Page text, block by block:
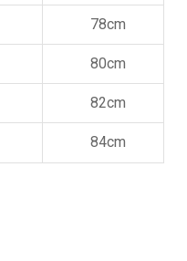
78cm
80cm
82cm
84cm